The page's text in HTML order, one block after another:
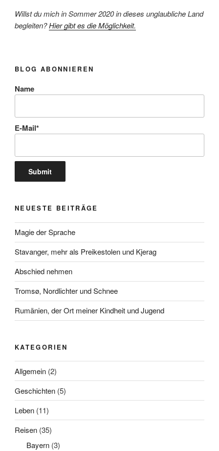
Willst du mich in Sommer 2020 in dieses unglaubliche Land
begleiten?Hier gibt es die Möglichkeit.
BLOG ABONNIEREN
Name
E-Mail*
NEUESTE BEITRÄGE
Magie der Sprache
Stavanger, mehr als Preikestolen und Kjerag
Abschied nehmen
Tromsø, Nordlichter und Schnee
Rumänien, der Ort meiner Kindheit und Jugend
KATEGORIEN
Allgemein (2)
Geschichten (5)
Leben (11)
Reisen (35)
Bayern (3)